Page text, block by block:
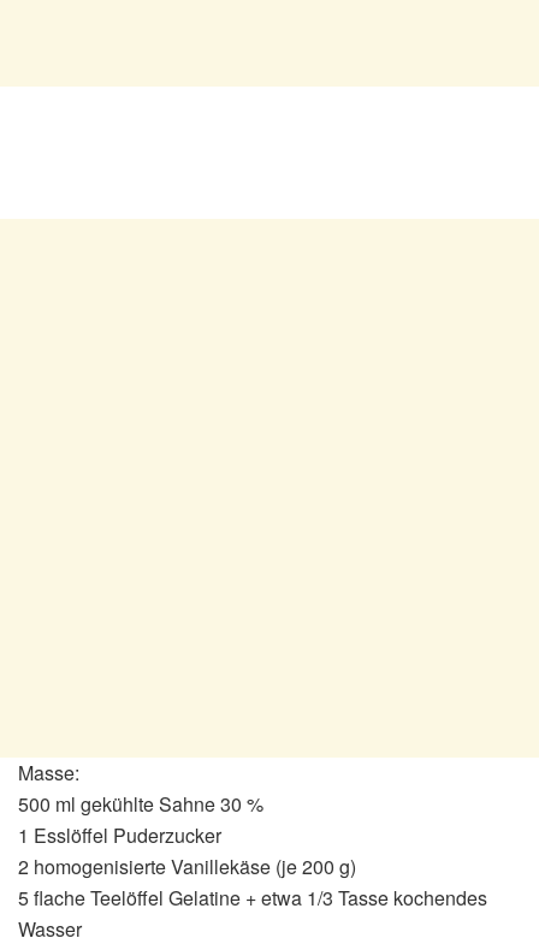
Masse:
500 ml gekühlte Sahne 30 %
1 Esslöffel Puderzucker
2 homogenisierte Vanillekäse (je 200 g)
5 flache Teelöffel Gelatine + etwa 1/3 Tasse kochendes
Wasser